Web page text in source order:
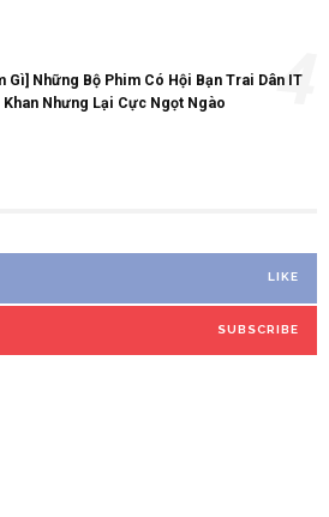
Gì] Những Bộ Phim Có Hội Bạn Trai Dân IT
Nhưng Lại Cực Ngọt Ngào
4
LIKE
SUBSCRIBE